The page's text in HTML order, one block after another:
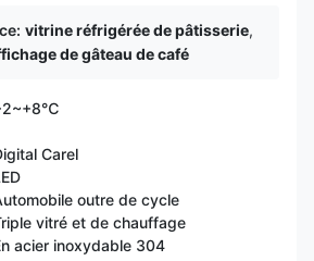
vitrine réfrigérée de pâtisserie,
de gâteau de café
Carel
outre de cycle
vitré et de chauffage
acier inoxydable 304